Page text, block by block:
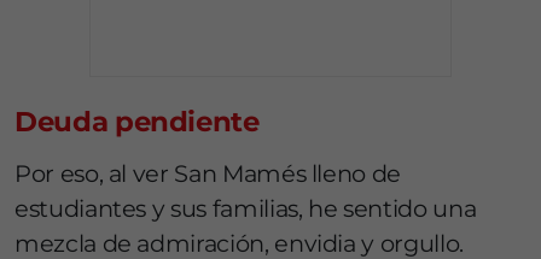
Deuda pendiente
Por eso, al ver San Mamés lleno de
estudiantes y sus familias, he sentido una
mezcla de admiración, envidia y orgullo.